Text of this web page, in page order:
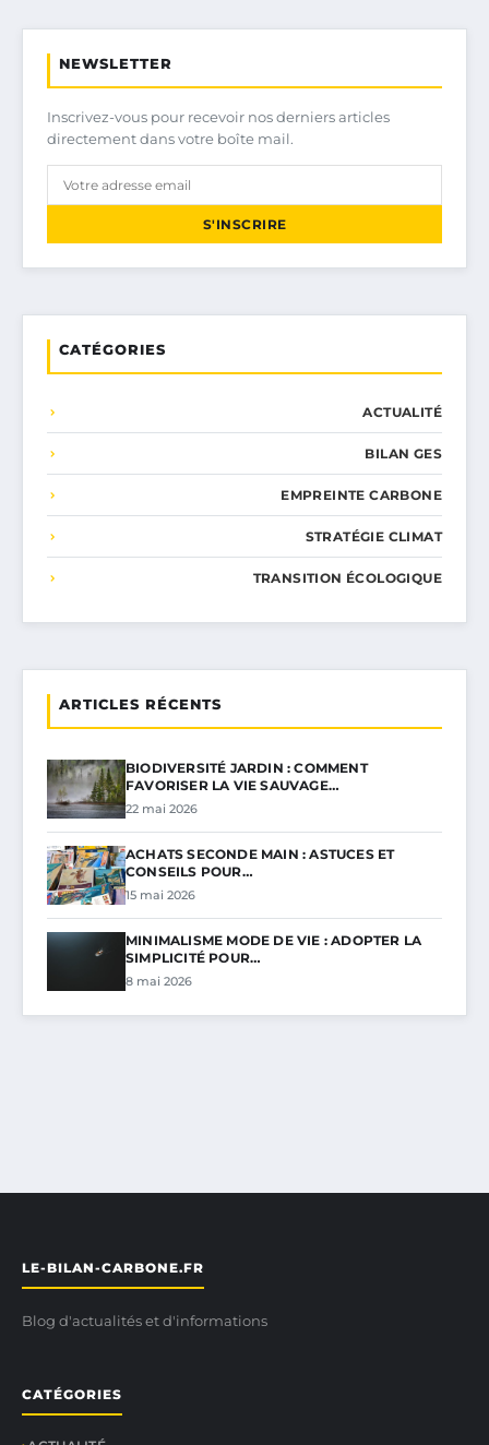
NEWSLETTER
Inscrivez-vous pour recevoir nos derniers articles
directement dans votre boîte mail.
S'INSCRIRE
CATÉGORIES
ACTUALITÉ
BILAN GES
EMPREINTE CARBONE
STRATÉGIE CLIMAT
TRANSITION ÉCOLOGIQUE
ARTICLES RÉCENTS
BIODIVERSITÉ JARDIN : COMMENT
FAVORISER LA VIE SAUVAGE…
22 mai 2026
ACHATS SECONDE MAIN : ASTUCES ET
CONSEILS POUR…
15 mai 2026
MINIMALISME MODE DE VIE : ADOPTER LA
SIMPLICITÉ POUR…
8 mai 2026
LE-BILAN-CARBONE.FR
Blog d'actualités et d'informations
CATÉGORIES